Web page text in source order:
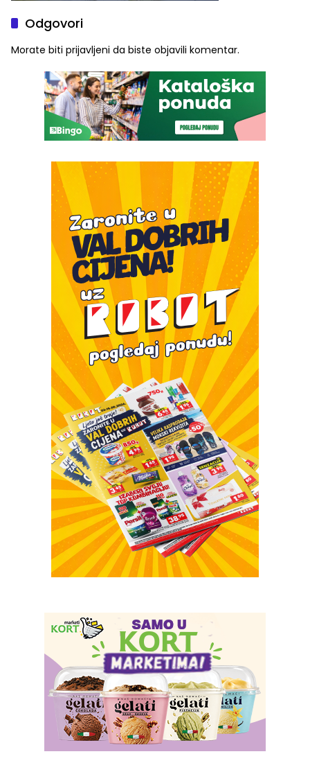
Odgovori
Morate biti prijavljeni da biste objavili komentar.